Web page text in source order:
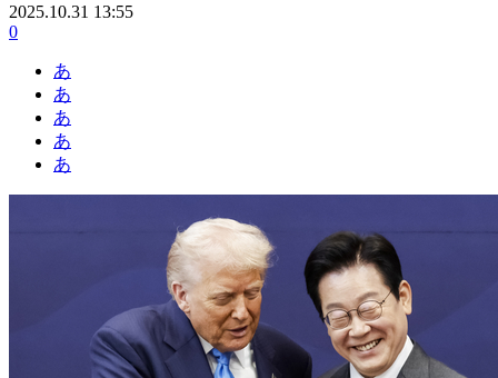
2025.10.31 13:55
0
あ
あ
あ
あ
あ